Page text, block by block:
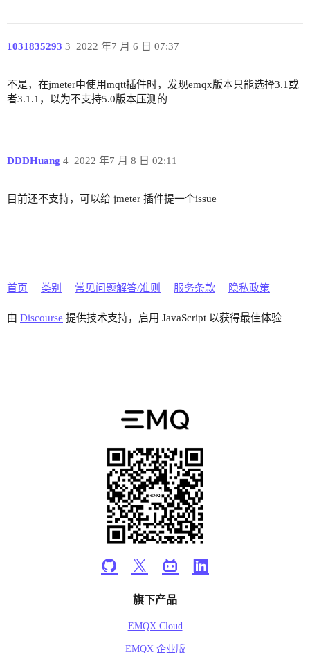
1031835293 2022 年7 月 6 日 07:37
3
不是，在jmeter中使用mqtt插件时，发现emqx版本只能选择3.1或
者3.1.1，以为不支持5.0版本压测的
DDDHuang 2022 年7 月 8 日 02:11
4
目前还不支持，可以给 jmeter 插件提一个issue
首页 类别 常见问题解答/准则 服务条款 隐私政策
由 Discourse 提供技术支持，启用 JavaScript 以获得最佳体验
旗下产品
EMQX Cloud
EMQX 企业版